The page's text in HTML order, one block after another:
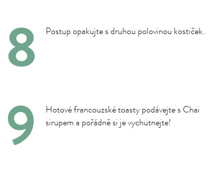
Postup opakujte s druhou polovinou kostiček.
Hotové francouzské toasty podávejte s Chai
sirupem a pořádně si je vychutnejte!